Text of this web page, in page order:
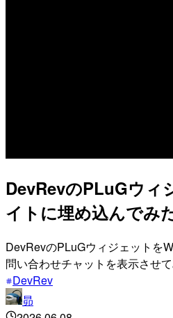
DevRevのPLuGウィ
イトに埋め込んでみ
DevRevのPLuGウィジェットを
問い合わせチャットを表示させて
DevRev
昴